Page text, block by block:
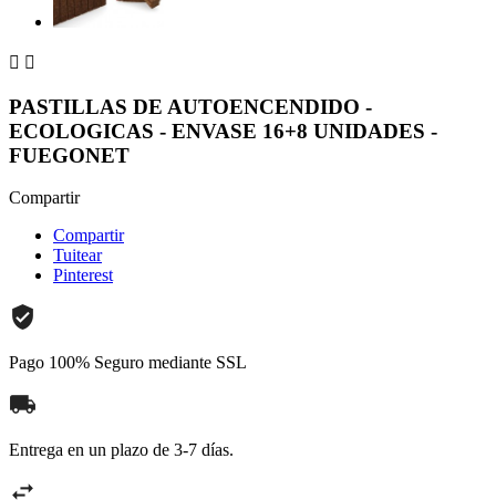
 
PASTILLAS DE AUTOENCENDIDO -
ECOLOGICAS - ENVASE 16+8 UNIDADES -
FUEGONET
Compartir
Compartir
Tuitear
Pinterest
Pago 100% Seguro mediante SSL
Entrega en un plazo de 3-7 días.